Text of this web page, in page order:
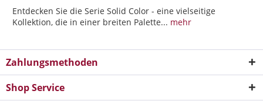
Entdecken Sie die Serie Solid Color - eine vielseitige
Kollektion, die in einer breiten Palette... mehr
Zahlungsmethoden
Shop Service